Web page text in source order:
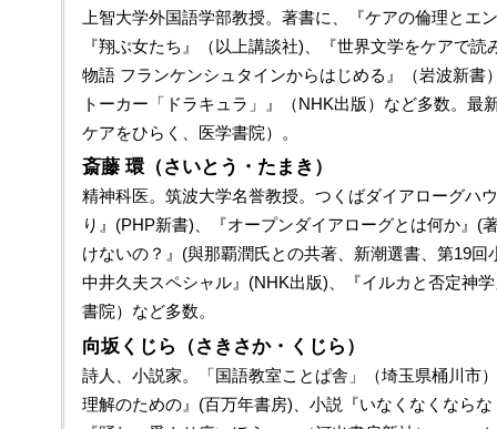
上智大学外国語学部教授。著書に、『ケアの倫理とエ
『翔ぶ女たち』（以上講談社)、『世界文学をケアで
物語 フランケンシュタインからはじめる』（岩波新書
トーカー「ドラキュラ」』（NHK出版）など多数。最
ケアをひらく、医学書院）。
斎藤 環（さいとう・たまき）
精神科医。筑波大学名誉教授。つくばダイアローグハ
り』(PHP新書)、『オープンダイアローグとは何か』(
けないの？』(與那覇潤氏との共著、新潮選書、第19
中井久夫スペシャル』(NHK出版)、『イルカと否定神
書院）など多数。
向坂くじら（さきさか・くじら）
詩人、小説家。「国語教室ことぱ舎」（埼玉県桶川市
理解のための』(百万年書房)、小説『いなくなくなら